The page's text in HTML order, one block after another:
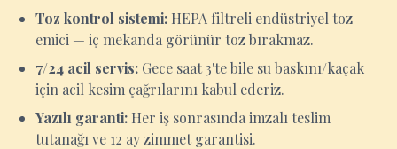
Toz kontrol sistemi: HEPA filtreli endüstriyel toz
emici — iç mekanda görünür toz bırakmaz.
7/24 acil servis: Gece saat 3'te bile su baskını/kaçak
için acil kesim çağrılarını kabul ederiz.
Yazılı garanti: Her iş sonrasında imzalı teslim
tutanağı ve 12 ay zimmet garantisi.